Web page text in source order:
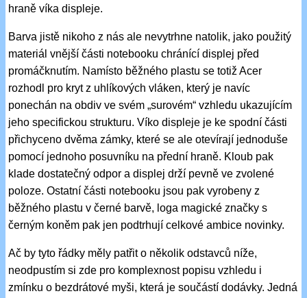
hraně víka displeje.
Barva jistě nikoho z nás ale nevytrhne natolik, jako použitý
materiál vnější části notebooku chránící displej před
promáčknutím. Namísto běžného plastu se totiž Acer
rozhodl pro kryt z uhlíkových vláken, který je navíc
ponechán na obdiv ve svém „surovém“ vzhledu ukazujícím
jeho specifickou strukturu. Víko displeje je ke spodní části
přichyceno dvěma zámky, které se ale otevírají jednoduše
pomocí jednoho posuvníku na přední hraně. Kloub pak
klade dostatečný odpor a displej drží pevně ve zvolené
poloze. Ostatní části notebooku jsou pak vyrobeny z
běžného plastu v černé barvě, loga magické značky s
černým koněm pak jen podtrhují celkové ambice novinky.
Ač by tyto řádky měly patřit o několik odstavců níže,
neodpustím si zde pro komplexnost popisu vzhledu i
zmínku o bezdrátové myši, která je součástí dodávky. Jedná